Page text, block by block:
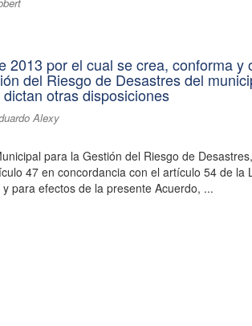
2013 por el cual se crea, conforma y
del Riesgo de Desastres del
otras disposiciones
Alexy
para la Gestión del Riesgo de
47 en concordancia con el artículo 54 de la
para efectos de la presente Acuerdo, ...